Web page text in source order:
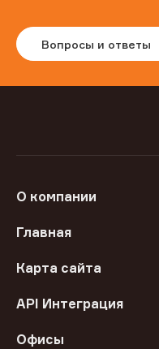
Вопросы и ответы
О компании
Главная
Карта сайта
API Интеграция
Офисы